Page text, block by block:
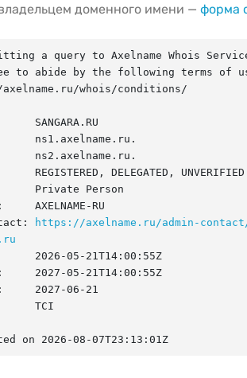
доменного имени — форма
a query to Axelname Whois
to abide by the following terms of
whois/conditions/
SANGARA.RU
ns1.axelname.ru.
ns2.axelname.ru.
DELEGATED, UNVERIFIED
Private Person
AXELNAME-RU
https://axelname.ru/admin-
2026-05-21T14:00:55Z
2027-05-21T14:00:55Z
2027-06-21
TCI
on 2026-08-07T23:13:01Z